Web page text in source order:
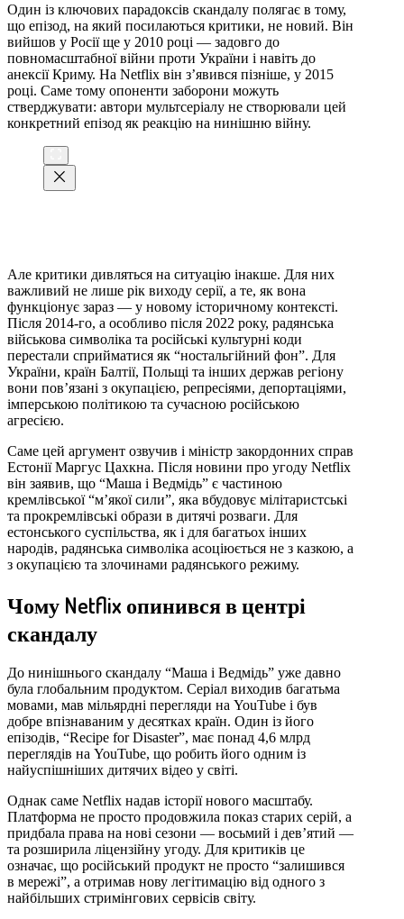
Один із ключових парадоксів скандалу полягає в тому,
що епізод, на який посилаються критики, не новий. Він
вийшов у Росії ще у 2010 році — задовго до
повномасштабної війни проти України і навіть до
анексії Криму. На Netflix він з’явився пізніше, у 2015
році. Саме тому опоненти заборони можуть
стверджувати: автори мультсеріалу не створювали цей
конкретний епізод як реакцію на нинішню війну.
Але критики дивляться на ситуацію інакше. Для них
важливий не лише рік виходу серії, а те, як вона
функціонує зараз — у новому історичному контексті.
Після 2014-го, а особливо після 2022 року, радянська
військова символіка та російські культурні коди
перестали сприйматися як “ностальгійний фон”. Для
України, країн Балтії, Польщі та інших держав регіону
вони пов’язані з окупацією, репресіями, депортаціями,
імперською політикою та сучасною російською
агресією.
Саме цей аргумент озвучив і міністр закордонних справ
Естонії Маргус Цахкна. Після новини про угоду Netflix
він заявив, що “Маша і Ведмідь” є частиною
кремлівської “м’якої сили”, яка вбудовує мілітаристські
та прокремлівські образи в дитячі розваги. Для
естонського суспільства, як і для багатьох інших
народів, радянська символіка асоціюється не з казкою, а
з окупацією та злочинами радянського режиму.
Чому Netflix опинився в центрі
скандалу
До нинішнього скандалу “Маша і Ведмідь” уже давно
була глобальним продуктом. Серіал виходив багатьма
мовами, мав мільярдні перегляди на YouTube і був
добре впізнаваним у десятках країн. Один із його
епізодів, “Recipe for Disaster”, має понад 4,6 млрд
переглядів на YouTube, що робить його одним із
найуспішніших дитячих відео у світі.
Однак саме Netflix надав історії нового масштабу.
Платформа не просто продовжила показ старих серій, а
придбала права на нові сезони — восьмий і дев’ятий —
та розширила ліцензійну угоду. Для критиків це
означає, що російський продукт не просто “залишився
в мережі”, а отримав нову легітимацію від одного з
найбільших стримінгових сервісів світу.